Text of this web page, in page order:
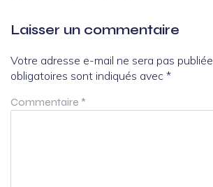
Laisser un commentaire
Votre adresse e-mail ne sera pas publiée.
obligatoires sont indiqués avec *
Commentaire *